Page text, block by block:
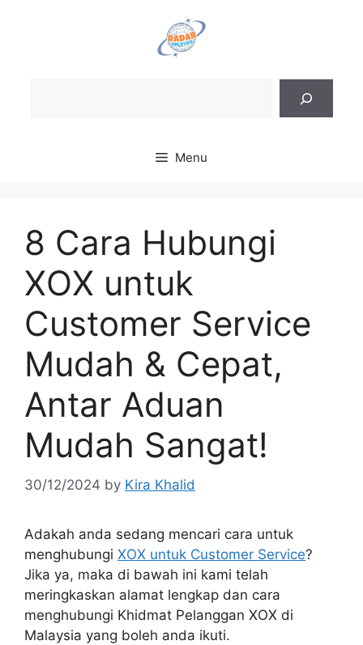
Menu
8 Cara Hubungi
XOX untuk
Customer Service
Mudah & Cepat,
Antar Aduan
Mudah Sangat!
30/12/2024 by Kira Khalid
Adakah anda sedang mencari cara untuk
menghubungi XOX untuk Customer Service?
Jika ya, maka di bawah ini kami telah
meringkaskan alamat lengkap dan cara
menghubungi Khidmat Pelanggan XOX di
Malaysia yang boleh anda ikuti.